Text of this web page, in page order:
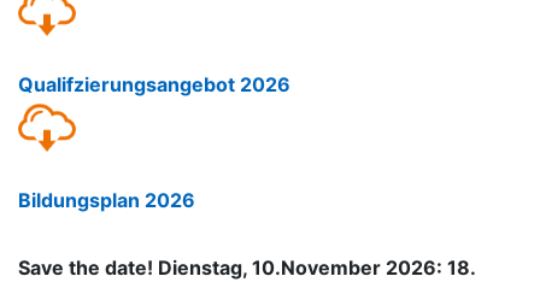
Qualifzierungsangebot 2026
Bildungsplan 2026
Save the date! Dienstag, 10.November 2026: 18.